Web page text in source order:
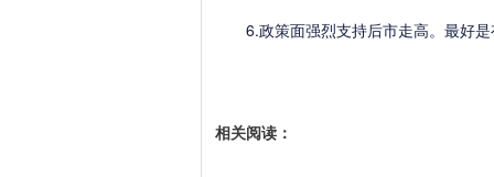
6.政策面强烈支持后市走高。最好是
相关阅读：